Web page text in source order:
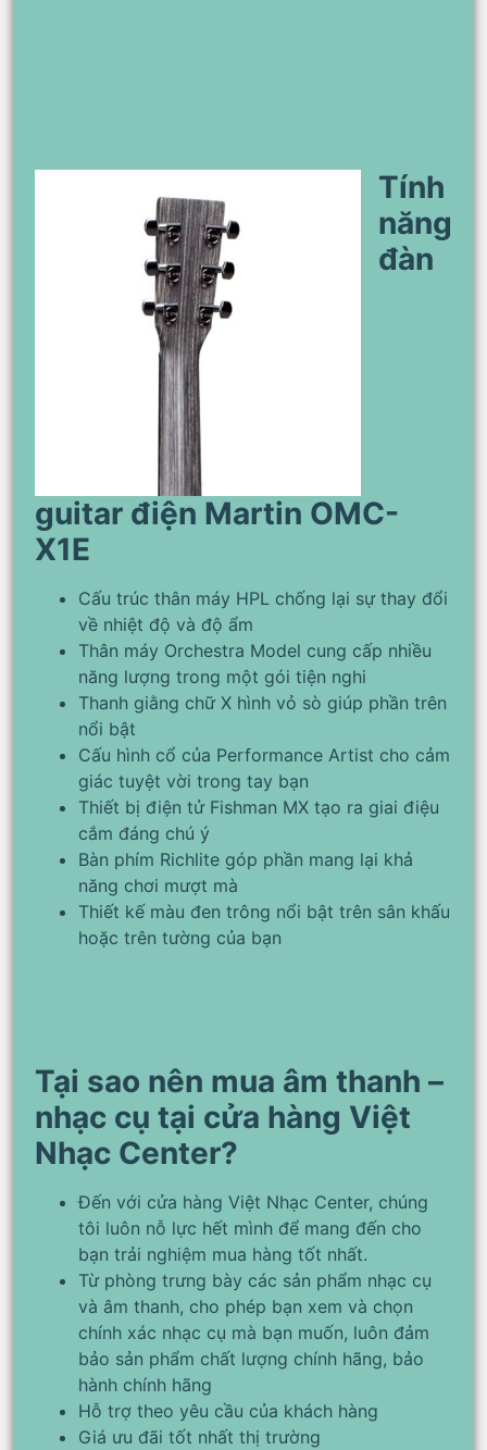
Tính
năng
đàn
guitar điện Martin OMC-
X1E
Cấu trúc thân máy HPL chống lại sự thay đổi
về nhiệt độ và độ ẩm
Thân máy Orchestra Model cung cấp nhiều
năng lượng trong một gói tiện nghi
Thanh giằng chữ X hình vỏ sò giúp phần trên
nổi bật
Cấu hình cổ của Performance Artist cho cảm
giác tuyệt vời trong tay bạn
Thiết bị điện tử Fishman MX tạo ra giai điệu
cắm đáng chú ý
Bàn phím Richlite góp phần mang lại khả
năng chơi mượt mà
Thiết kế màu đen trông nổi bật trên sân khấu
hoặc trên tường của bạn
Tại sao nên mua âm thanh –
nhạc cụ tại cửa hàng Việt
Nhạc Center?
Đến với cửa hàng Việt Nhạc Center, chúng
tôi luôn nỗ lực hết mình để mang đến cho
bạn trải nghiệm mua hàng tốt nhất.
Từ phòng trưng bày các sản phẩm nhạc cụ
và âm thanh, cho phép bạn xem và chọn
chính xác nhạc cụ mà bạn muốn, luôn đảm
bảo sản phẩm chất lượng chính hãng, bảo
hành chính hãng
Hỗ trợ theo yêu cầu của khách hàng
Giá ưu đãi tốt nhất thị trường